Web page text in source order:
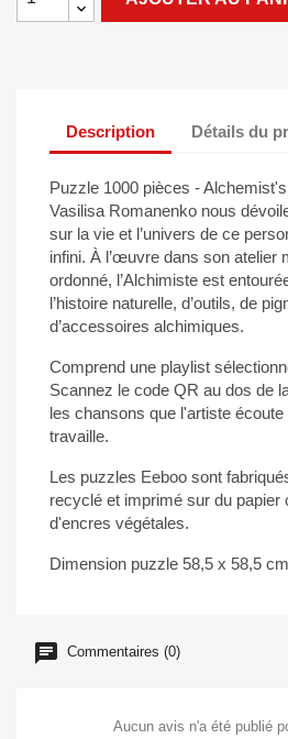
Description Détails du
Puzzle 1000 pièces -
Vasilisa Romanenko nous
sur la vie et l’univers de ce
infini. À l’œuvre dans son atelier
ordonné, l’Alchimiste est
l’histoire naturelle, d’outils, de
d’accessoires alchimiques.
Comprend une playlist
Scannez le code QR au dos de
les chansons que l'artiste écoute
travaille.
Les puzzles Eeboo sont
recyclé et imprimé sur du
d'encres végétales.
Dimension puzzle 58,5 x 58,5 cm
Commentaires (0)
Aucun avis n'a été publié